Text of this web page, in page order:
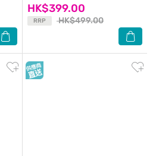
HK$399.00
RRP HK$499.00